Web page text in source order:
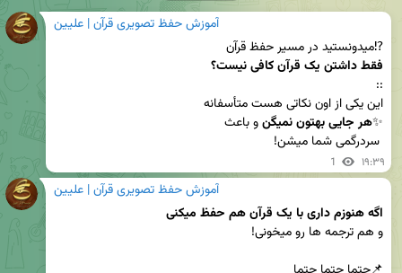
آموزش حفظ تصویری قرآن | علیین
⁉️میدونستید در مسیر حفظ قرآن
فقط داشتن یک قرآن کافی نیست؟
✨هر جایی بهتون نمیگن
1 ۱۹:۳۹
آموزش حفظ تصویری قرآن | علیین
اگه هنوزم داری با یک قرآن هم حفظ میکنی